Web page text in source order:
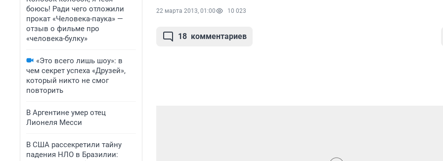
боюсь! Ради чего отложили
прокат «Человека-паука» —
отзыв о фильме про
«человека-булку»
«Это всего лишь шоу»: в
чем секрет успеха «Друзей»,
который никто не смог
повторить
В Аргентине умер отец
Лионеля Месси
В США рассекретили тайну
падения НЛО в Бразилии:
22 марта 2013, 01:00 10 023
18 комментариев